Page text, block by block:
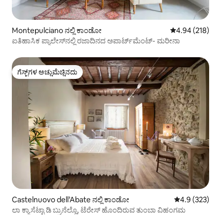
Montepulciano ನಲ್ಲಿ ಕಾಂಡೋ 5 ರಲ್ಲಿ 4.94
4.94 (218)
ಐತಿಹಾಸಿಕ ಪ್ಯಾಲೇಸ್‌ನಲ್ಲಿ ರಜಾದಿನದ ಅಪಾರ್ಟ್‌ಮೆಂಟ್- ಮರೀನಾ
ಗೆಸ್ಟ್‌ಗಳ ಅಚ್ಚುಮೆಚ್ಚಿನದು
ಗೆಸ್ಟ್‌ಗಳ ಅಚ್ಚುಮೆಚ್ಚಿನದು
Castelnuovo dell’Abate ನಲ್ಲಿ ಕಾಂಡೋ 5 ರಲ್ಲಿ 4.9
4.9 (323)
ಲಾ ಕ್ಯಾಸೆಟ್ಟಾ ಡಿ ಬ್ರುನೆಲ್ಲೊ, ಟೆರೇಸ್ ಹೊಂದಿರುವ ತುಂಬಾ ವಿಹಂಗಮ